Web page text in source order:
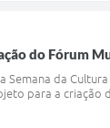
do Fórum
da
para a criação